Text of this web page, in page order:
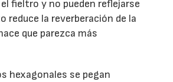
fieltro y no pueden reflejarse
reduce la reverberación de la
que parezca más
hexagonales se pegan